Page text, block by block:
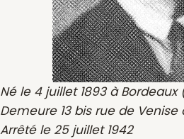
Né le 4 juillet 1893 à
Demeure 13 bis rue de Venise
Arrêté le 25 juillet 1942